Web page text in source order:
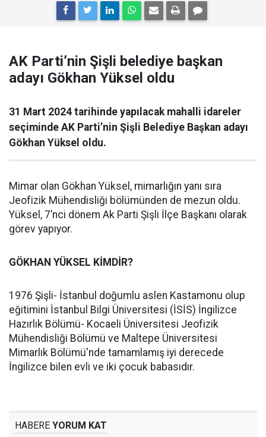
AK Parti’nin Şişli belediye başkan
adayı Gökhan Yüksel oldu
31 Mart 2024 tarihinde yapılacak mahalli idareler
seçiminde AK Parti’nin Şişli Belediye Başkan adayı
Gökhan Yüksel oldu.
Mimar olan Gökhan Yüksel, mimarlığın yanı sıra
Jeofizik Mühendisliği bölümünden de mezun oldu.
Yüksel, 7’nci dönem Ak Parti Şişli İlçe Başkanı olarak
görev yapıyor.
GÖKHAN YÜKSEL KİMDİR?
1976 Şişli- İstanbul doğumlu aslen Kastamonu olup
eğitimini İstanbul Bilgi Üniversitesi (İSİS) İngilizce
Hazırlık Bölümü- Kocaeli Üniversitesi Jeofizik
Mühendisliği Bölümü ve Maltepe Üniversitesi
Mimarlık Bölümü'nde tamamlamış iyi derecede
İngilizce bilen evli ve iki çocuk babasıdır.
HABERE YORUM KAT